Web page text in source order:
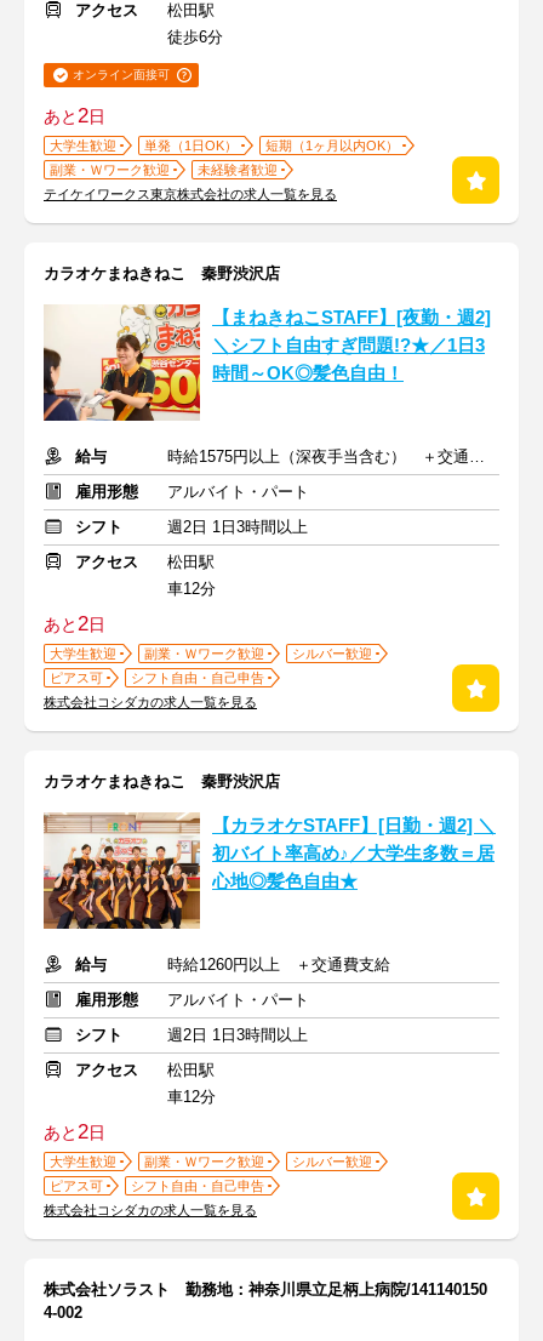
アクセス
松田駅
徒歩6分
オンライン面接可
あと2日
大学生歓迎 単発（1日OK）
短期（1ヶ月以内OK）
副業・Ｗワーク歓迎
未経験者歓迎
テイケイワークス東京株式会社の求人一覧を見る
カラオケまねきねこ 秦野渋沢店
【まねきねこSTAFF】[夜勤・週2]
＼シフト自由すぎ問題!?★／1日3
時間～OK◎髪色自由！
給与
時給1575円以上（深夜手当含む） ＋交通費支給
雇用形態
アルバイト・パート
シフト
週2日 1日3時間以上
アクセス
松田駅
車12分
あと2日
大学生歓迎 副業・Ｗワーク歓迎
シルバー歓迎
ピアス可
シフト自由・自己申告
株式会社コシダカの求人一覧を見る
カラオケまねきねこ 秦野渋沢店
【カラオケSTAFF】[日勤・週2] ＼
初バイト率高め♪／大学生多数＝居
心地◎髪色自由★
給与
時給1260円以上 ＋交通費支給
雇用形態
アルバイト・パート
シフト
週2日 1日3時間以上
アクセス
松田駅
車12分
あと2日
大学生歓迎 副業・Ｗワーク歓迎
シルバー歓迎
ピアス可
シフト自由・自己申告
株式会社コシダカの求人一覧を見る
株式会社ソラスト 勤務地：神奈川県立足柄上病院/141140150
4-002